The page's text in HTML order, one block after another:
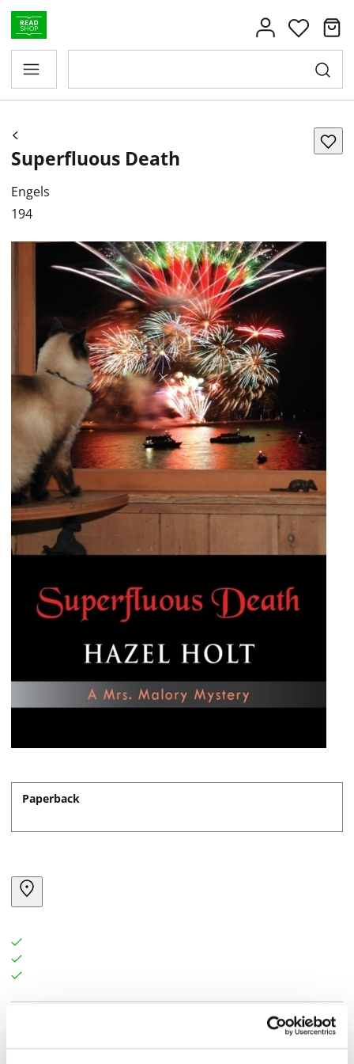
Superfluous Death
Engels
194
Paperback
The sleepy seaside town of Taviscombe has more than
its share of gossips and schemers. It also has Mrs.